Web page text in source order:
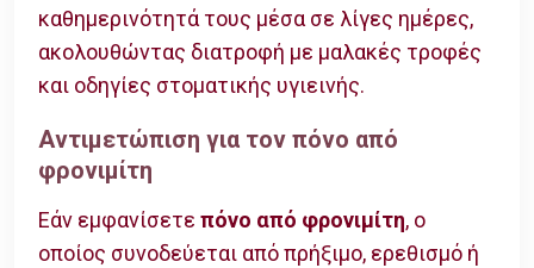
καθημερινότητά τους μέσα σε λίγες ημέρες,
ακολουθώντας διατροφή με μαλακές τροφές
και οδηγίες στοματικής υγιεινής.
Αντιμετώπιση για τον πόνο από
φρονιμίτη
Εάν εμφανίσετε πόνο από φρονιμίτη, ο
οποίος συνοδεύεται από πρήξιμο, ερεθισμό ή